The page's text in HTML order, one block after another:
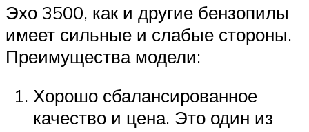
Эхо 3500, как и другие бензопилы
имеет сильные и слабые стороны.
Преимущества модели:
Хорошо сбалансированное
качество и цена. Это один из